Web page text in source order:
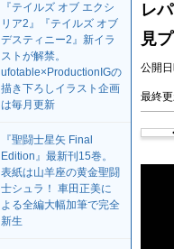
レ
見
公開
最終
『テイルズ オブ エクシ
リア2』『テイルズ オブ
デスティニー2』新イラ
ストが解禁。
ufotable×ProductionIGの
描き下ろしイラスト企画
は毎月更新
『聖闘士星矢 Final
Edition』最新刊15巻。
表紙は山羊座の黄金聖闘
士シュラ！ 車田正美に
よる全編大幅加筆で完全
新生